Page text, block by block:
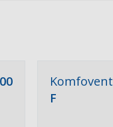
Komfovent
F